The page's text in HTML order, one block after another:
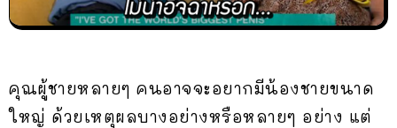
คุณผู้ชายหลายๆ คนอาจจะอยากมีน้องชายขนาด
ใหญ่ ด้วยเหตุผลบางอย่างหรือหลายๆ อย่าง แต่